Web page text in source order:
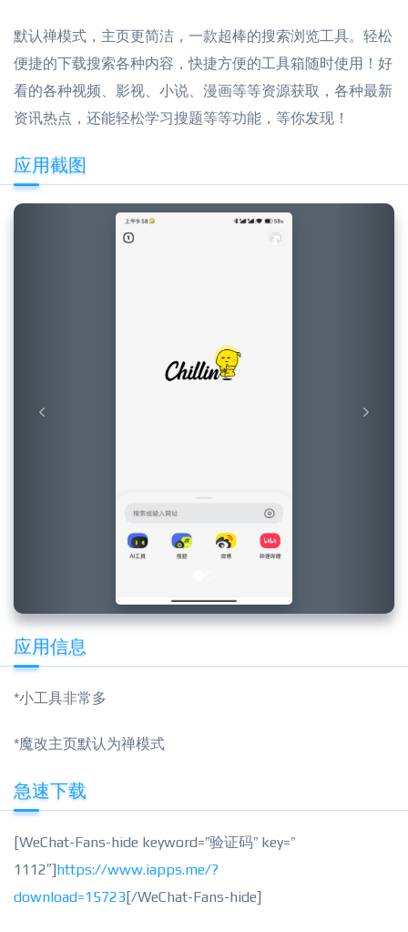
默认禅模式，主页更简洁，一款超棒的搜索浏览工具。轻松
便捷的下载搜索各种内容，快捷方便的工具箱随时使用！好
看的各种视频、影视、小说、漫画等等资源获取，各种最新
资讯热点，还能轻松学习搜题等等功能，等你发现！
应用截图
Next
应用信息
*小工具非常多
*魔改主页默认为禅模式
急速下载
[WeChat-Fans-hide keyword=”验证码” key=”
1112″]https://www.iapps.me/?
download=15723[/WeChat-Fans-hide]